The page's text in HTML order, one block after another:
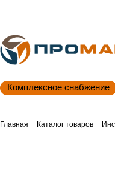
Комплексное снабжение
Главная Каталог товаров